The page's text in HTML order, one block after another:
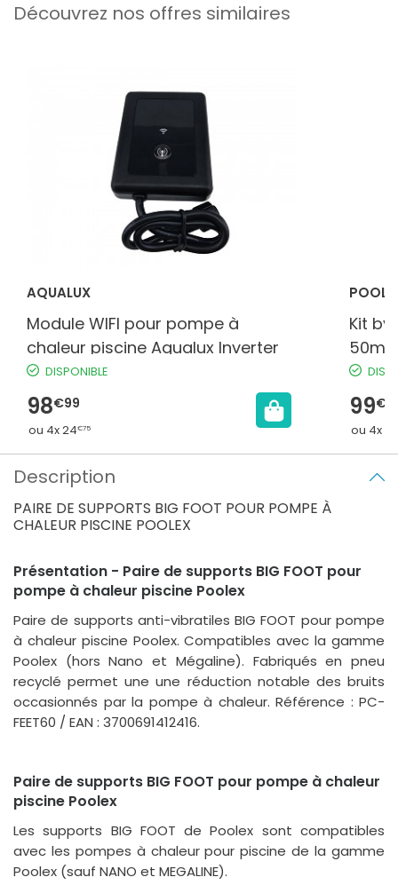
Découvrez nos offres similaires
AQUALUX
Module WIFI pour pompe à
chaleur piscine Aqualux Inverter
DISPONIBLE
98€99
ou 4x 24€75
Kit
99
ou 4x
Description
PAIRE DE SUPPORTS BIG FOOT POUR POMPE À
CHALEUR PISCINE POOLEX
Présentation - Paire de supports BIG FOOT pour
pompe à chaleur piscine Poolex
Paire de supports anti-vibratiles BIG FOOT pour pompe
à chaleur piscine Poolex. Compatibles avec la gamme
Poolex (hors Nano et Mégaline). Fabriqués en pneu
recyclé permet une une réduction notable des bruits
occasionnés par la pompe à chaleur. Référence : PC-
FEET60 / EAN : 3700691412416.
Paire de supports BIG FOOT pour pompe à chaleur
piscine Poolex
Les supports BIG FOOT de Poolex sont compatibles
avec les pompes à chaleur pour piscine de la gamme
Poolex (sauf NANO et MEGALINE).